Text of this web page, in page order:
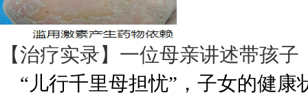
【治疗实录】一位母亲讲述带孩子
“儿行千里母担忧”，子女的健康